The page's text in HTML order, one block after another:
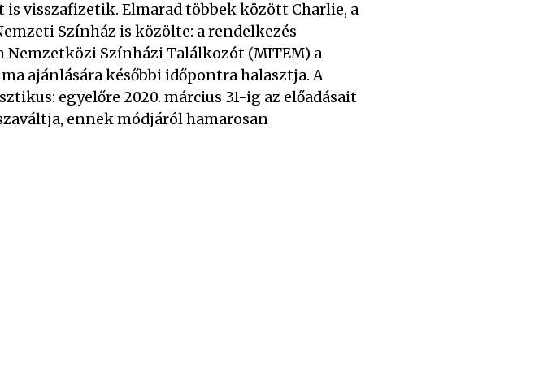
visszafizetik. Elmarad többek között Charlie, a
Színház is közölte: a rendelkezés
Nemzetközi Színházi Találkozót (MITEM) a
ajánlására későbbi időpontra halasztja. A
egyelőre 2020. március 31-ig az előadásait
ennek módjáról hamarosan